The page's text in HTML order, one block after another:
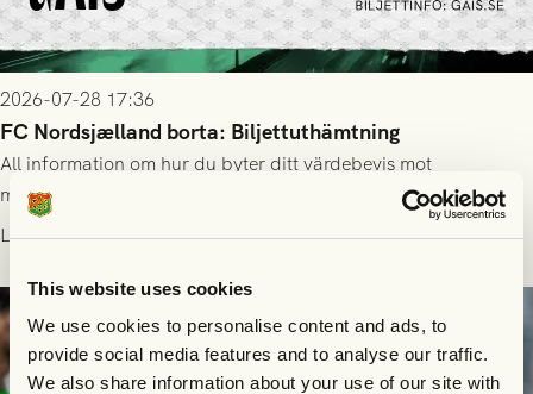
This website uses cookies
We use cookies to personalise content and ads, to
provide social media features and to analyse our traffic.
We also share information about your use of our site with
2026-07-28 17:36
FC Nordsjælland borta: Biljettuthämtning
All information om hur du byter ditt värdebevis mot
matchbiljett på plats i Danmark, samt vad som gäller för dig
som står på reservlista eller fått förhinder.
Läs mer